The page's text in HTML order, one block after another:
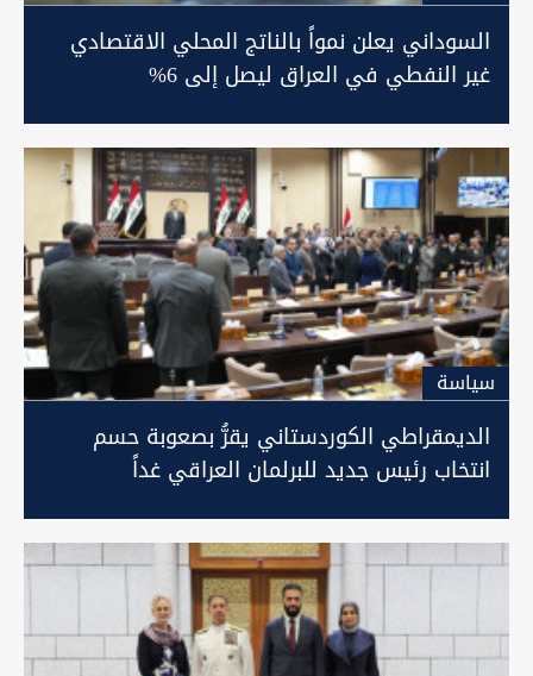
السوداني يعلن نمواً بالناتج المحلي الاقتصادي
غير النفطي في العراق ليصل إلى 6%
سیاسة
الديمقراطي الكوردستاني يقرُّ بصعوبة حسم
انتخاب رئيس جديد للبرلمان العراقي غداً